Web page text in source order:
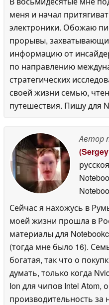
меня и начал
электроники. Обожаю
прорывы,
информацию от
по направлению
стратегических
своей жизни семью,
путешествия. Пишу для
Автор
Сейчас я нахожусь в
моей жизни прошла в
материалы для
(тогда мне было 16).
богатая, так что о
думать, только когда
Ion для чипов Intel Atom,
производительность за